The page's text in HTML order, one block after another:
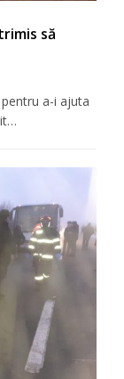
să
a-i ajuta